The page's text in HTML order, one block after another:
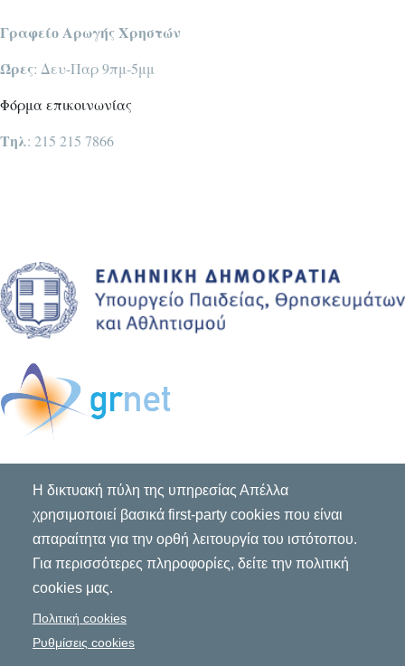
Η δικτυακή πύλη της υπηρεσίας Απέλλα
χρησιμοποιεί βασικά first-party cookies που είναι
απαραίτητα για την ορθή λειτουργία του ιστότοπου.
Για περισσότερες πληροφορίες, δείτε την πολιτική
cookies μας.
Πολιτική cookies
Ρυθμίσεις cookies
Γραφείο Αρωγής Χρηστών
Ώρες: Δευ-Παρ 9πμ-5μμ
Φόρμα επικοινωνίας
Τηλ: 215 215 7866